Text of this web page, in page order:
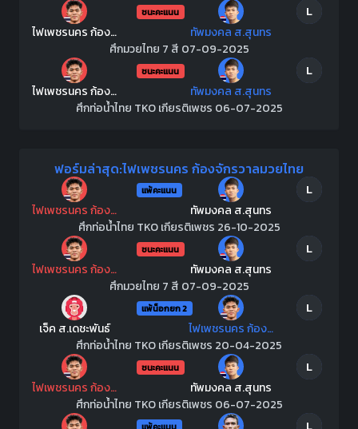
ชนะคะแนน
L
ไฟเพชรนคร ก้องจักรวาลมวยไทย
ทัพมงคล ส.สุนทร
ศึกมวยไทย 7 สี 07-09-2025
ชนะคะแนน
L
ไฟเพชรนคร ก้องจักรวาลมวยไทย
ทัพมงคล ส.สุนทร
ศึกท่อน้ำไทย TKO เกียรติเพชร 06-07-2025
ฟอร์มล่าสุด:ไฟเพชรนคร ก้องจักรวาลมวยไทย
แพ้คะแนน
L
ไฟเพชรนคร ก้องจักรวาลมวยไทย
ทัพมงคล ส.สุนทร
ศึกท่อน้ำไทย TKO เกียรติเพชร 26-10-2025
ชนะคะแนน
L
ไฟเพชรนคร ก้องจักรวาลมวยไทย
ทัพมงคล ส.สุนทร
ศึกมวยไทย 7 สี 07-09-2025
แพ้น็อกยก 2
L
เจ็ค ส.เดชะพันธ์
ไฟเพชรนคร ก้องจักรวาลมวยไทย
ศึกท่อน้ำไทย TKO เกียรติเพชร 20-04-2025
ชนะคะแนน
L
ไฟเพชรนคร ก้องจักรวาลมวยไทย
ทัพมงคล ส.สุนทร
ศึกท่อน้ำไทย TKO เกียรติเพชร 06-07-2025